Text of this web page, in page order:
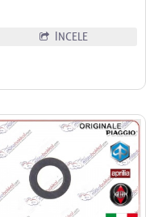
İNCELE